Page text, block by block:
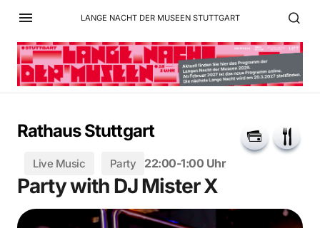
LANGE NACHT DER MUSEEN STUTTGART
Rathaus Stuttgart
Live Music Party 22:00-1:00 Uhr
Party with DJ Mister X